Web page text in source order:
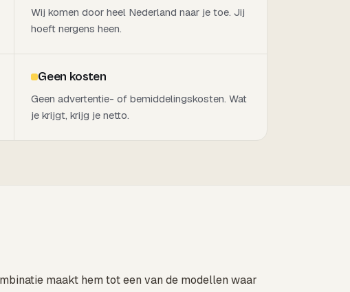
Wij komen door heel Nederland naar je toe. Jij
hoeft nergens heen.
Geen kosten
Geen advertentie- of bemiddelingskosten. Wat
je krijgt, krijg je netto.
maakt hem tot een van de modellen waar